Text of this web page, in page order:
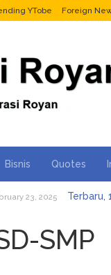
YTobe Foreign
Bisnis Quotes
23, 2025 Terbaru,
17, 2024 Tukang
11, 2023 TIK
SMP